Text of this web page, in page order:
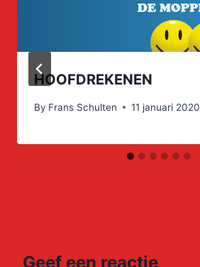
HOOFDREKENEN
By Frans Schulten 11 januari 2020
Geef een reactie